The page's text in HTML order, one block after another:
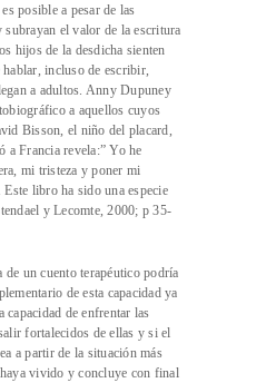
posible a pesar de las
el valor de la escritura
hijos de la desdicha sienten
hablar, incluso de escribir,
a adultos. Anny Dupuney
a aquellos cuyos
Bisson, el niño del placard,
a Francia revela:” Yo he
mi tristeza y poner mi
libro ha sido una especie
y Lecomte, 2000; p 35-
un cuento terapéutico podría
de esta capacidad ya
capacidad de enfrentar las
fortalecidos de ellas y si el
a partir de la situación más
vivido y concluye con final